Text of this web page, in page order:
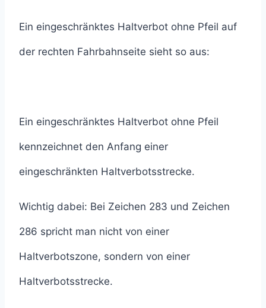
Ein eingeschränktes Haltverbot ohne Pfeil auf
der rechten Fahrbahnseite sieht so aus:
Ein eingeschränktes Haltverbot ohne Pfeil
kennzeichnet den Anfang einer
eingeschränkten Haltverbotsstrecke.
Wichtig dabei: Bei Zeichen 283 und Zeichen
286 spricht man nicht von einer
Haltverbotszone, sondern von einer
Haltverbotsstrecke.